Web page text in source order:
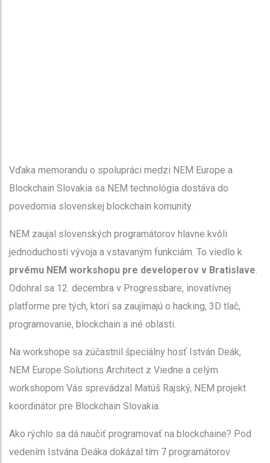
Vďaka memorandu o spolupráci medzi NEM Europe a
Blockchain Slovakia sa NEM technológia dostáva do
povedomia slovenskej blockchain komunity.
NEM zaujal slovenských programátorov hlavne kvôli
jednoduchosti vývoja a vstavaným funkciám. To viedlo k
prvému NEM workshopu pre developerov v Bratislave
Odohral sa 12. decembra v Progressbare, inovatívnej
platforme pre tých, ktorí sa zaujímajú o hacking, 3D tlač,
programovanie, blockchain a iné oblasti.
Na workshope sa zúčastnil špeciálny hosť István Deák,
NEM Europe Solutions Architect z Viedne a celým
workshopom Vás sprevádzal Matúš Rajský, NEM projekt
koordinátor pre Blockchain Slovakia.
Ako rýchlo sa dá naučiť programovať na blockchaine? Pod
vedením Istvána Deáka dokázal tím 7 programátorov